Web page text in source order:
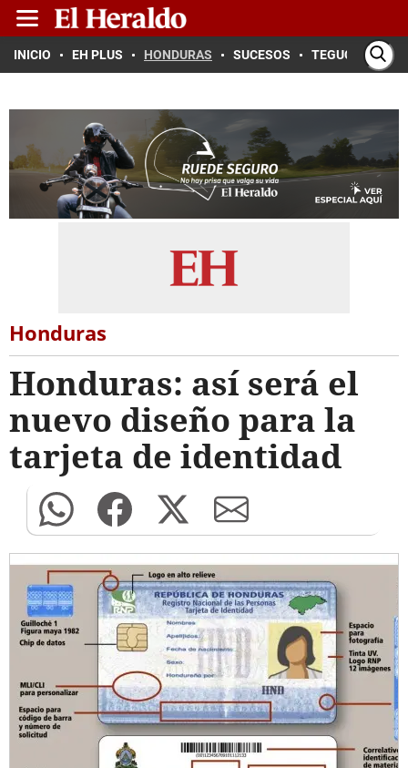
INICIO EH PLUS HONDURAS SUCESOS TEGUCIGALPA
Honduras
Honduras: así será el
nuevo diseño para la
tarjeta de identidad